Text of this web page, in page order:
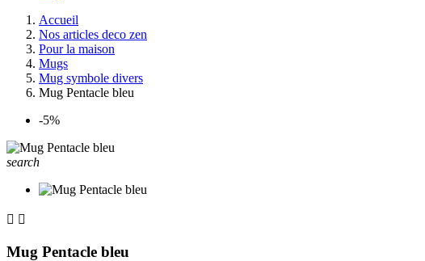
Accueil
Nos articles deco zen
Pour la maison
Mugs
Mug symbole divers
Mug Pentacle bleu
-5%
search
 
Mug Pentacle bleu